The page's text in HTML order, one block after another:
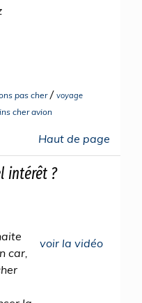
pas cher/ voyage
cher avion
Haut de page
intérêt ?
voir la vidéo
car,